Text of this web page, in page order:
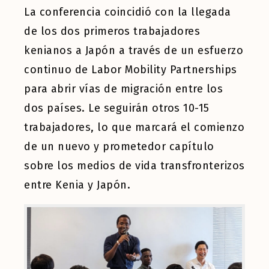
La conferencia coincidió con la llegada
de los dos primeros trabajadores
kenianos a Japón a través de un esfuerzo
continuo de Labor Mobility Partnerships
para abrir vías de migración entre los
dos países. Le seguirán otros 10-15
trabajadores, lo que marcará el comienzo
de un nuevo y prometedor capítulo
sobre los medios de vida transfronterizos
entre Kenia y Japón.